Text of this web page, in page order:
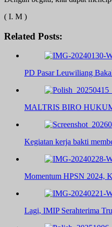
( I. M )
Related Posts:
PD Pasar Leuwiliang
MALTRIS BIRO
Kegiatan kerja bakti
Momentum HPSN 2024,
Lagi, IMIP Serahterima